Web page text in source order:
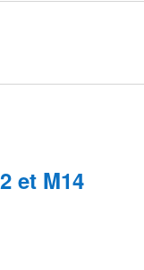
et M14